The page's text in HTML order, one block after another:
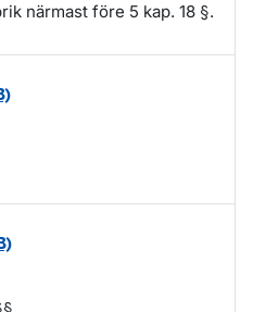
närmast före 5 kap. 18 §.